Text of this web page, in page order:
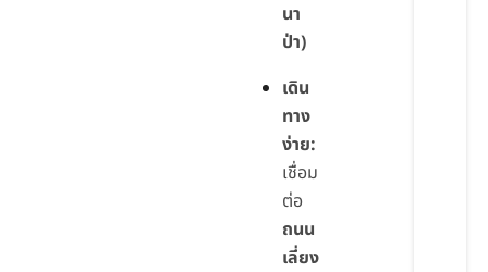
นา
ป่า)
เดิน
ทาง
ง่าย:
เชื่อม
ต่อ
ถนน
เลี่ยง